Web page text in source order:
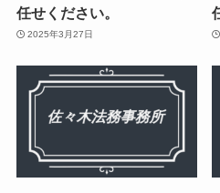
任せください。
2025年3月27日